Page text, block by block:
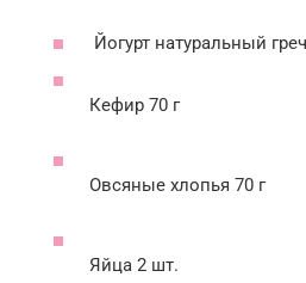
Йогурт натуральный
Кефир 70 г
Овсяные хлопья 70 г
Яйца 2 шт.